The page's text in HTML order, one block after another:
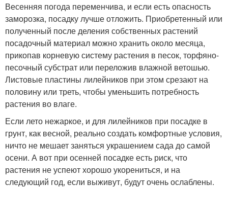
Весенняя погода переменчива, и если есть опасность
заморозка, посадку лучше отложить. Приобретенный или
полученный после деления собственных растений
посадочный материал можно хранить около месяца,
прикопав корневую систему растения в песок, торфяно-
песочный субстрат или переложив влажной ветошью.
Листовые пластины лилейников при этом срезают на
половину или треть, чтобы уменьшить потребность
растения во влаге.
Если лето нежаркое, и для лилейников при посадке в
грунт, как весной, реально создать комфортные условия,
ничто не мешает заняться украшением сада до самой
осени. А вот при осенней посадке есть риск, что
растения не успеют хорошо укорениться, и на
следующий год, если выживут, будут очень ослаблены.